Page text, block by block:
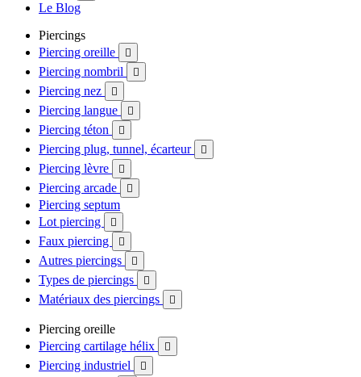
Le Blog
Piercings
Piercing oreille

Piercing nombril 
Piercing nez 
Piercing langue 
Piercing téton 
Piercing plug, tunnel, écarteur 
Piercing lèvre 
Piercing arcade 
Piercing septum
Lot piercing

Faux piercing 
Autres piercings 
Types de piercings 
Matériaux des piercings 
Piercing oreille
Piercing cartilage hélix

Piercing industriel 